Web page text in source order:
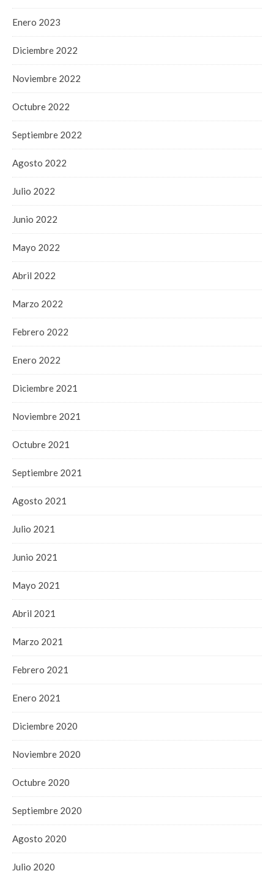
Enero 2023
Diciembre 2022
Noviembre 2022
Octubre 2022
Septiembre 2022
Agosto 2022
Julio 2022
Junio 2022
Mayo 2022
Abril 2022
Marzo 2022
Febrero 2022
Enero 2022
Diciembre 2021
Noviembre 2021
Octubre 2021
Septiembre 2021
Agosto 2021
Julio 2021
Junio 2021
Mayo 2021
Abril 2021
Marzo 2021
Febrero 2021
Enero 2021
Diciembre 2020
Noviembre 2020
Octubre 2020
Septiembre 2020
Agosto 2020
Julio 2020